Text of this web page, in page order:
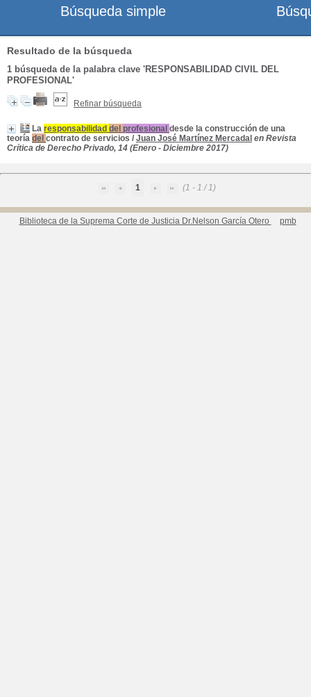
Resultado de la búsqueda
1 búsqueda de la palabra clave 'RESPONSABILIDAD CIVIL DEL
PROFESIONAL'
Refinar búsqueda
La responsabilidad del profesional desde la construcción de una
teoría del contrato de servicios / Juan José Martínez Mercadal en Revista
Crítica de Derecho Privado, 14 (Enero - Diciembre 2017)
1 (1 - 1 / 1)
Biblioteca de la Suprema Corte de Justicia Dr.Nelson García Otero pmb
Búsqueda simple